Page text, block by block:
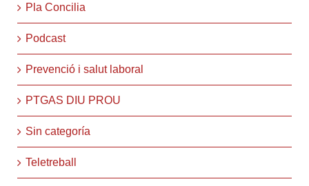
Pla Concilia
Podcast
Prevenció i salut laboral
PTGAS DIU PROU
Sin categoría
Teletreball